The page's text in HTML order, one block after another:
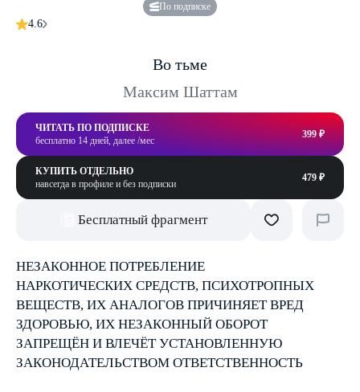
По подписке
4.6
Во тьме
Максим Шаттам
ЧИТАТЬ ПО ПОДПИСКЕ
бесплатно 14 дней, далее /мес
399 ₽
КУПИТЬ ОТДЕЛЬНО
навсегда в профиле и без подписки
479 ₽
Бесплатный фрагмент
НЕЗАКОННОЕ ПОТРЕБЛЕНИЕ
НАРКОТИЧЕСКИХ СРЕДСТВ, ПСИХОТРОПНЫХ
ВЕЩЕСТВ, ИХ АНАЛОГОВ ПРИЧИНЯЕТ ВРЕД
ЗДОРОВЬЮ, ИХ НЕЗАКОННЫЙ ОБОРОТ
ЗАПРЕЩЁН И ВЛЕЧЁТ УСТАНОВЛЕННУЮ
ЗАКОНОДАТЕЛЬСТВОМ ОТВЕТСТВЕННОСТЬ